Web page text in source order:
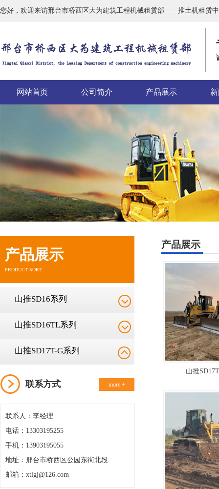
您好，欢迎来访邢台市桥西区大为建筑工程机械租赁部——推土机租赁
网站首页 公司简介 产品展示
产品展示
PRODUCT SORT
山推SD16系列
山推SD16TL系列
山推SD17T-G系列
联系方式 more +
联系人：李经理
电话：13303195255
手机：13903195055
地址：邢台市桥西区公园东街北段
邮箱：xtlgj@126.com
产品展示
山推